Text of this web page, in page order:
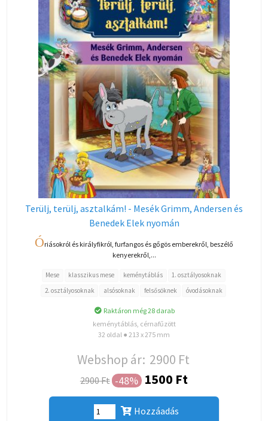
Terülj, terülj, asztalkám! - Mesék Grimm, Andersen és
Benedek Elek nyomán
Óriásokról és királyfikról, furfangos és gőgös emberekről, beszélő
kenyerekről,...
Mese klasszikus mese keménytáblás
1. osztályosoknak
2. osztályosoknak
alsósoknak felsősöknek óvodásoknak
Raktáron még 28 darab
keménytáblás, cérnafűzött
32 oldal ● 213 x 275 mm
Webshop ár: 2900 Ft
2900 Ft -48% 1500 Ft
Hozzáadás